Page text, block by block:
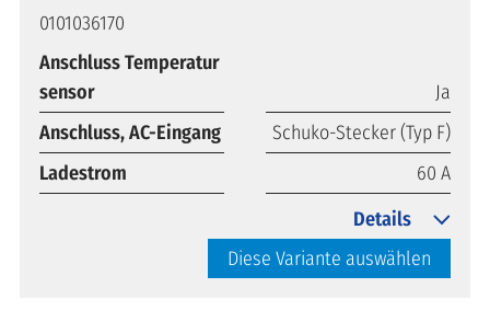
0101036170
Anschluss Temperatur
sensor
Ja
Anschluss, AC-Eingang
Schuko-Stecker (Typ F)
Ladestrom
60 A
Diese Variante auswählen
Details